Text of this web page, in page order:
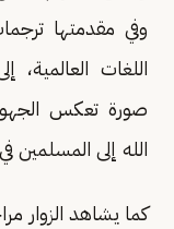
وفي مقدمتها
اللغات العالمية،
صورة تعكس
الله إلى المسلمين
كما يشاهد الزوار